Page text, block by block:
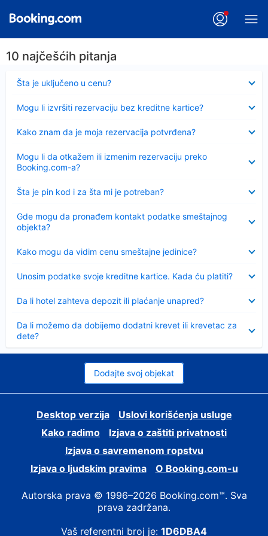
10 najčešćih pitanja
Šta je uključeno u cenu?
Sažeto
Mogu li izvršiti rezervaciju bez kreditne kartice?
Kako znam da je moja rezervacija potvrđena?
Mogu li da otkažem ili izmenim rezervaciju preko
Booking.com-a?
Šta je pin kod i za šta mi je potreban?
Sažeto
Gde mogu da pronađem kontakt podatke smeštajnog
objekta?
Kako mogu da vidim cenu smeštajne jedinice?
Unosim podatke svoje kreditne kartice. Kada ću platiti?
Da li hotel zahteva depozit ili plaćanje unapred?
Da li možemo da dobijemo dodatni krevet ili krevetac za
dete?
Dodajte svoj objekat
Desktop verzija
Uslovi korišćenja usluge
Kako radimo
Izjava o zaštiti privatnosti
Izjava o savremenom ropstvu
Izjava o ljudskim pravima
О Booking.com-u
Autorska prava © 1996–2026 Booking.com™. Sva
prava zadržana.
Vaš referentni broj je: 1D6DBA4